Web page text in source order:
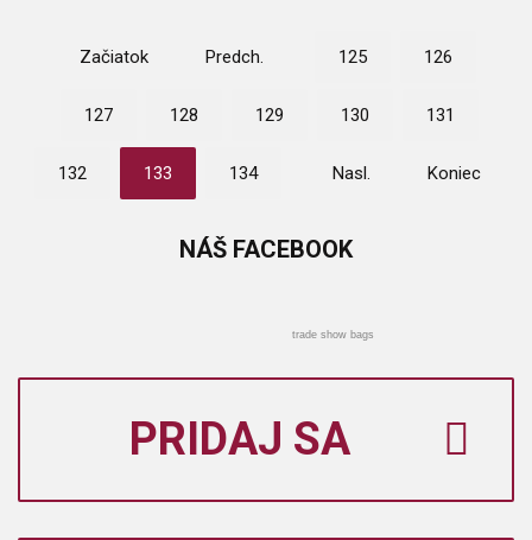
Začiatok Predch. 125 126
127 128 129 130 131
132 133 134 Nasl. Koniec
NÁŠ FACEBOOK
trade show bags
PRIDAJ SA